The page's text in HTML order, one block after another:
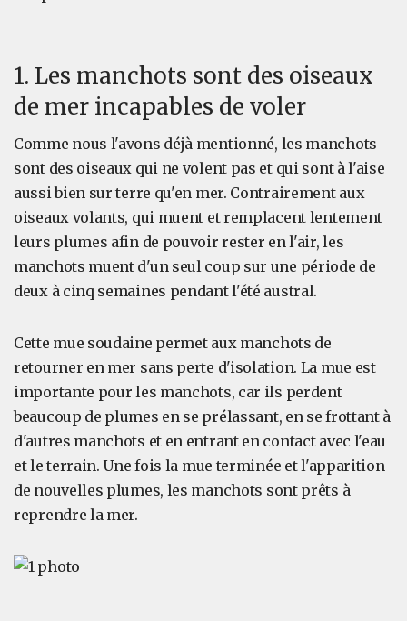
1. Les manchots sont des oiseaux
de mer incapables de voler
Comme nous l'avons déjà mentionné, les manchots
sont des oiseaux qui ne volent pas et qui sont à l'aise
aussi bien sur terre qu'en mer. Contrairement aux
oiseaux volants, qui muent et remplacent lentement
leurs plumes afin de pouvoir rester en l'air, les
manchots muent d'un seul coup sur une période de
deux à cinq semaines pendant l'été austral.
Cette mue soudaine permet aux manchots de
retourner en mer sans perte d'isolation. La mue est
importante pour les manchots, car ils perdent
beaucoup de plumes en se prélassant, en se frottant à
d'autres manchots et en entrant en contact avec l'eau
et le terrain. Une fois la mue terminée et l'apparition
de nouvelles plumes, les manchots sont prêts à
reprendre la mer.